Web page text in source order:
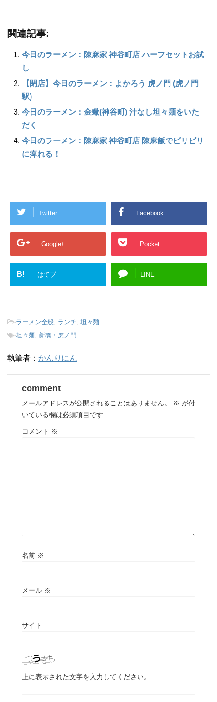
関連記事:
今日のラーメン：陳麻家 神谷町店 ハーフセットお試
し
【閉店】今日のラーメン：よかろう 虎ノ門 (虎ノ門
駅)
今日のラーメン：金蠍(神谷町) 汁なし坦々麺をいた
だく
今日のラーメン：陳麻家 神谷町店 陳麻飯でビリビリ
に痺れる！
Twitter Facebook
Google+ Pocket
B! はてブ LINE
-ラーメン全般 ランチ 坦々麺
-坦々麺 新橋・虎ノ門
執筆者： かんりにん
comment
メールアドレスが公開されることはありません。 ※ が付
いている欄は必須項目です
コメント ※
名前 ※
メール ※
サイト
上に表示された文字を入力してください。